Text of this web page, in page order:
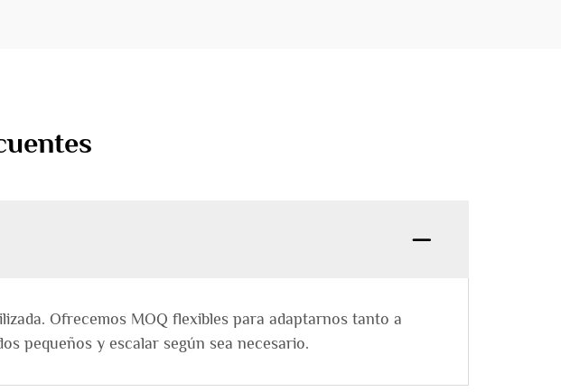
Ofrecemos MOQ flexibles para adaptarnos tanto a
pequeños y escalar según sea necesario.